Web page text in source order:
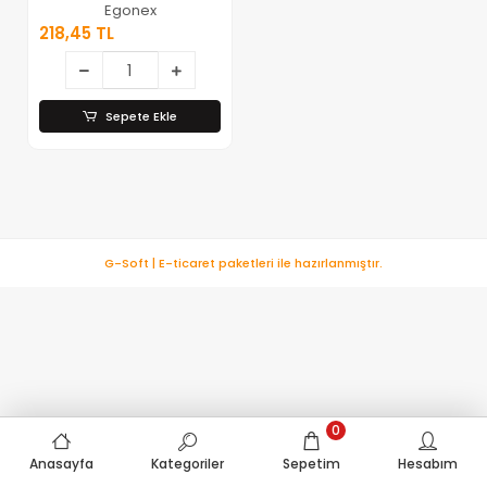
Egonex
218,45 TL
Sepete Ekle
Anasayfa Kategoriler Sepetim
0
Hesabım
G-Soft | E-ticaret paketleri ile hazırlanmıştır.